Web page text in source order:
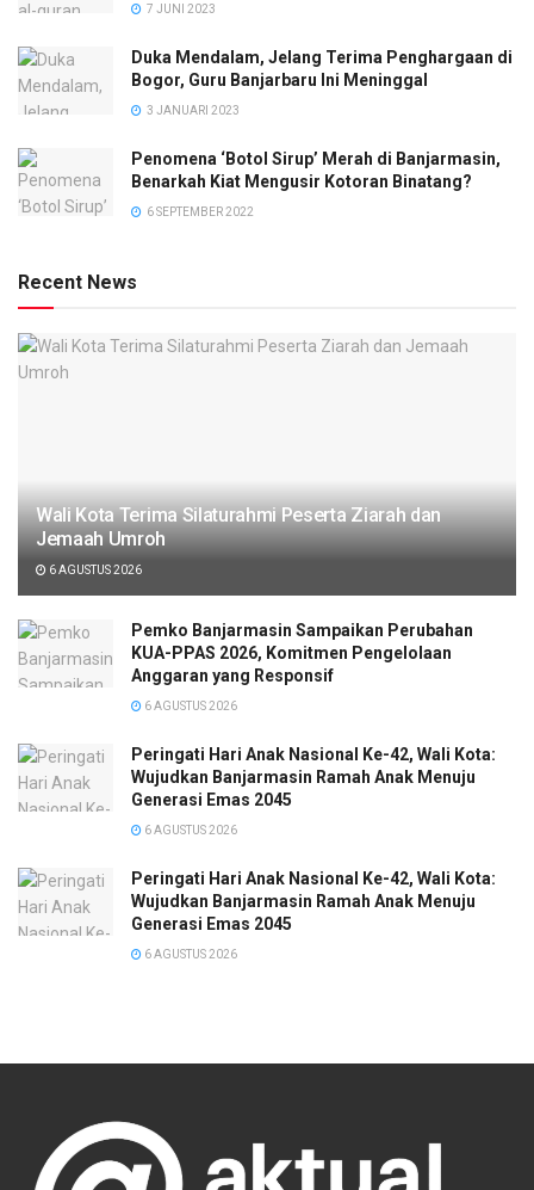
7 JUNI 2023
Duka Mendalam, Jelang Terima Penghargaan di
Bogor, Guru Banjarbaru Ini Meninggal
3 JANUARI 2023
Penomena ‘Botol Sirup’ Merah di Banjarmasin,
Benarkah Kiat Mengusir Kotoran Binatang?
6 SEPTEMBER 2022
Recent News
Wali Kota Terima Silaturahmi Peserta Ziarah dan
Jemaah Umroh
6 AGUSTUS 2026
Pemko Banjarmasin Sampaikan Perubahan
KUA-PPAS 2026, Komitmen Pengelolaan
Anggaran yang Responsif
6 AGUSTUS 2026
Peringati Hari Anak Nasional Ke-42, Wali Kota:
Wujudkan Banjarmasin Ramah Anak Menuju
Generasi Emas 2045
6 AGUSTUS 2026
Peringati Hari Anak Nasional Ke-42, Wali Kota:
Wujudkan Banjarmasin Ramah Anak Menuju
Generasi Emas 2045
6 AGUSTUS 2026